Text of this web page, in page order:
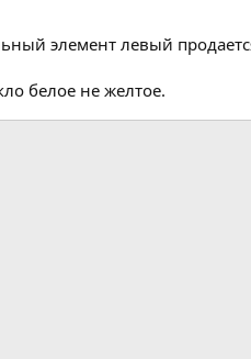
элемент левый
белое не желтое.